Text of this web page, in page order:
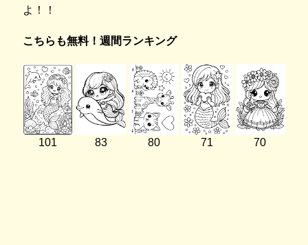
よ！！
こちらも無料！週間ランキング
101 83 80 71 70